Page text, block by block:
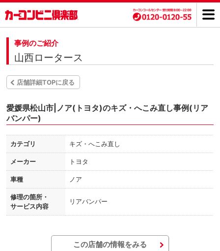
事例のご紹介
山西ロータース
店舗詳細TOPに戻る
愛媛県松山市|ノア(トヨタ)のキズ・へこみ直し事例(リア
バンパー)
カテゴリ キズ・へこみ直し
メーカー トヨタ
車種 ノア
修理の箇所・
サービス内容
リアバンパー
この店舗の情報をみる